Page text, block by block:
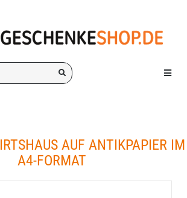
Menü
AUF ANTIKPAPIER IM
A4-FORMAT